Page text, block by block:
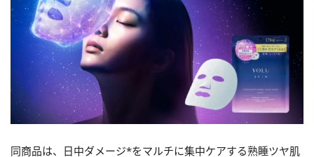
同商品は、日中ダメージ*をマルチに集中ケアする熟睡ツヤ肌